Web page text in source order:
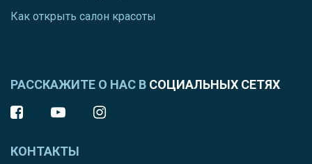
Как открыть салон красоты
РАССКАЖИТЕ О НАС В СОЦИАЛЬНЫХ СЕТЯХ
КОНТАКТЫ